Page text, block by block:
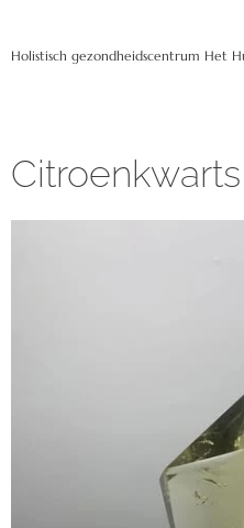
Holistisch gezondheidscentrum Het
Citroenkwarts